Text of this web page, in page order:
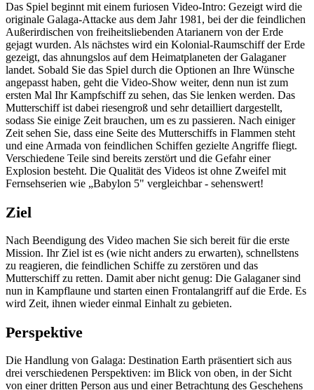
Das Spiel beginnt mit einem furiosen Video-Intro: Gezeigt wird die
originale Galaga-Attacke aus dem Jahr 1981, bei der die feindlichen
Außerirdischen von freiheitsliebenden Atarianern von der Erde
gejagt wurden. Als nächstes wird ein Kolonial-Raumschiff der Erde
gezeigt, das ahnungslos auf dem Heimatplaneten der Galaganer
landet. Sobald Sie das Spiel durch die Optionen an Ihre Wünsche
angepasst haben, geht die Video-Show weiter, denn nun ist zum
ersten Mal Ihr Kampfschiff zu sehen, das Sie lenken werden. Das
Mutterschiff ist dabei riesengroß und sehr detailliert dargestellt,
sodass Sie einige Zeit brauchen, um es zu passieren. Nach einiger
Zeit sehen Sie, dass eine Seite des Mutterschiffs in Flammen steht
und eine Armada von feindlichen Schiffen gezielte Angriffe fliegt.
Verschiedene Teile sind bereits zerstört und die Gefahr einer
Explosion besteht. Die Qualität des Videos ist ohne Zweifel mit
Fernsehserien wie „Babylon 5" vergleichbar - sehenswert!
Ziel
Nach Beendigung des Video machen Sie sich bereit für die erste
Mission. Ihr Ziel ist es (wie nicht anders zu erwarten), schnellstens
zu reagieren, die feindlichen Schiffe zu zerstören und das
Mutterschiff zu retten. Damit aber nicht genug: Die Galaganer sind
nun in Kampflaune und starten einen Frontalangriff auf die Erde. Es
wird Zeit, ihnen wieder einmal Einhalt zu gebieten.
Perspektive
Die Handlung von Galaga: Destination Earth präsentiert sich aus
drei verschiedenen Perspektiven: im Blick von oben, in der Sicht
von einer dritten Person aus und einer Betrachtung des Geschehens